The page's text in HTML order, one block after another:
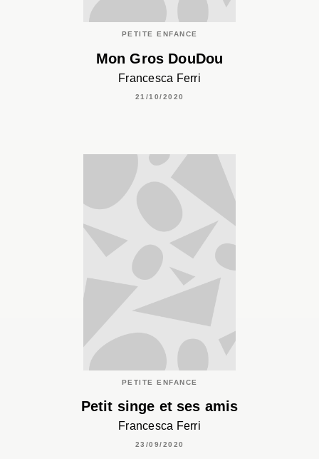
PETITE ENFANCE
Mon Gros DouDou
Francesca Ferri
21/10/2020
PETITE ENFANCE
Petit singe et ses amis
Francesca Ferri
23/09/2020